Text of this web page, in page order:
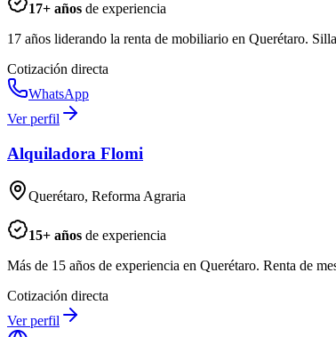
17+ años de experiencia
17 años liderando la renta de mobiliario en Querétaro.
Cotización directa
WhatsApp
Ver perfil
Alquiladora Flomi
Querétaro, Reforma Agraria
15+ años de experiencia
Más de 15 años de experiencia en Querétaro. Renta de
Cotización directa
Ver perfil